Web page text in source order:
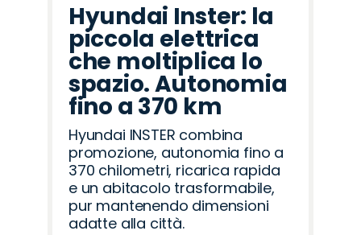
Hyundai Inster: la
piccola elettrica
che moltiplica lo
spazio. Autonomia
fino a 370 km
Hyundai INSTER combina
promozione, autonomia fino a
370 chilometri, ricarica rapida
e un abitacolo trasformabile,
pur mantenendo dimensioni
adatte alla città.